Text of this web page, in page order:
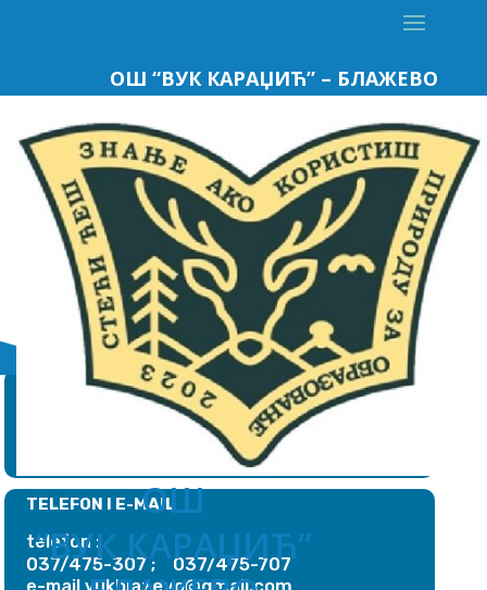
ОШ “ВУК КАРАЏИЋ” – БЛАЖЕВО
ОШ
“ВУК КАРАЏИЋ”
АДРЕСА
ОШ “Вук Караџић”
TELEFON I E-MAIL
telefon :
037/475-307 ; 037/475-707
blazevo@gmail.com